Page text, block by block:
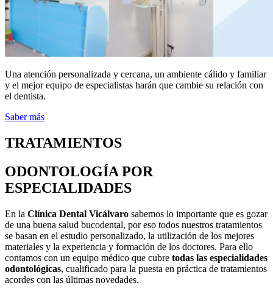
Una atención personalizada y cercana, un ambiente cálido y familiar
y el mejor equipo de especialistas harán que cambie su relación con
el dentista.
Saber más
TRATAMIENTOS
ODONTOLOGÍA POR
ESPECIALIDADES
En la Clínica Dental Vicálvaro sabemos lo importante que es gozar
de una buena salud bucodental, por eso todos nuestros tratamientos
se basan en el estudio personalizado, la utilización de los mejores
materiales y la experiencia y formación de los doctores. Para ello
contamos con un equipo médico que cubre todas las especialidades
odontológicas, cualificado para la puesta en práctica de tratamientos
acordes con las últimas novedades.